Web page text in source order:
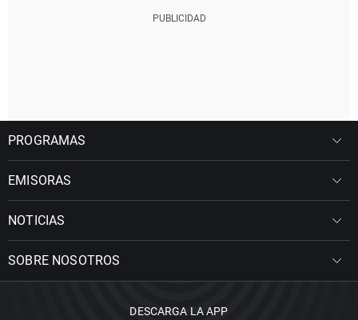
PROGRAMAS
EMISORAS
NOTICIAS
SOBRE NOSOTROS
DESCARGA LA APP